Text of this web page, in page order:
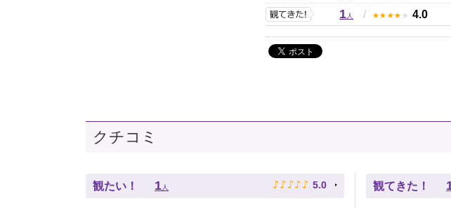
1人 / ★ ★ ★ ★ ★ 4.0
クチコミ
観たい！ 1 人 ♪ ♪ ♪ ♪ ♪ 5.0 観てきた！